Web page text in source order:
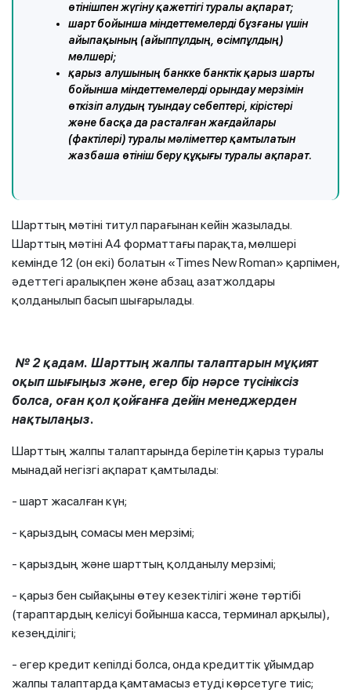
өтінішпен жүгіну қажеттігі туралы ақпарат;
шарт бойынша міндеттемелерді бұзғаны үшін
айыпақының (айыппұлдың, өсімпұлдың)
мөлшері;
қарыз алушының банкке банктік қарыз шарты
бойынша міндеттемелерді орындау мерзімін
өткізіп алудың туындау себептері, кірістері
және басқа да расталған жағдайлары
(фактілері) туралы мәліметтер қамтылатын
жазбаша өтініш беру құқығы туралы ақпарат.
Шарттың мәтіні титул парағынан кейін жазылады.
Шарттың мәтіні А4 форматтағы парақта, мөлшері
кемінде 12 (он екі) болатын «Times New Rоmаn» қарпімен,
әдеттегі аралықпен және абзац азатжолдары
қолданылып басып шығарылады.
№ 2 қадам. Шарттың жалпы талаптарын мұқият
оқып шығыңыз және, егер бір нәрсе түсініксіз
болса, оған қол қойғанға дейін менеджерден
нақтылаңыз.
Шарттың жалпы талаптарында берілетін қарыз туралы
мынадай негізгі ақпарат қамтылады:
- шарт жасалған күн;
- қарыздың сомасы мен мерзімі;
- қарыздың және шарттың қолданылу мерзімі;
- қарыз бен сыйақыны өтеу кезектілігі және тәртібі
(тараптардың келісуі бойынша касса, терминал арқылы),
кезеңділігі;
- егер кредит кепілді болса, онда кредиттік ұйымдар
жалпы талаптарда қамтамасыз етуді көрсетуге тиіс;